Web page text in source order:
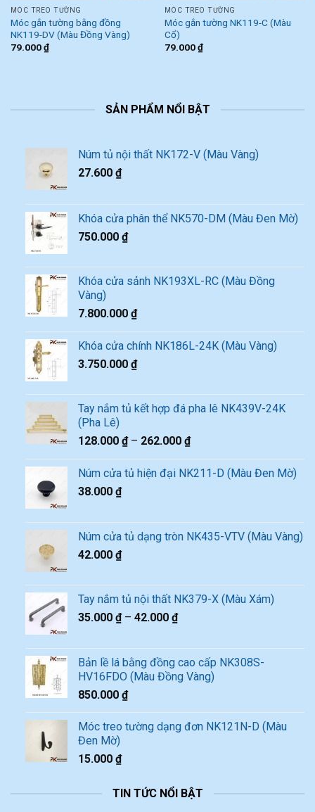
MÓC TREO TƯỜNG
Móc gắn tường bằng đồng
NK119-DV (Màu Đồng Vàng)
79.000₫
MÓC TREO TƯỜNG
Móc gắn tường NK119-C (Màu
Cổ)
79.000₫
SẢN PHẨM NỔI BẬT
Núm tủ nội thất NK172-V (Màu Vàng)
27.600 ₫
Khóa cửa phân thể NK570-DM (Màu Đen Mờ)
750.000 ₫
Khóa cửa sảnh NK193XL-RC (Màu Đồng
Vàng)
7.800.000 ₫
Khóa cửa chính NK186L-24K (Màu Vàng)
3.750.000 ₫
Tay nắm tủ kết hợp đá pha lê NK439V-24K
(Pha Lê)
128.000 ₫– 262.000 ₫
Núm cửa tủ hiện đại NK211-D (Màu Đen Mờ)
38.000 ₫
Núm cửa tủ dạng tròn NK435-VTV (Màu Vàng)
42.000 ₫
Tay nắm tủ nội thất NK379-X (Màu Xám)
35.000 ₫– 42.000 ₫
Bản lề lá bằng đồng cao cấp NK308S-
HV16FDO (Màu Đồng Vàng)
850.000 ₫
Móc treo tường dạng đơn NK121N-D (Màu
Đen Mờ)
15.000 ₫
TIN TỨC NỔI BẬT